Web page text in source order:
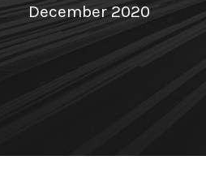
December 2020